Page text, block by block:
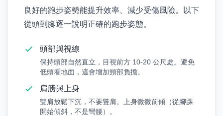
良好的跑步姿勢能提升效率、減少受傷風險。以下
從頭到腳逐一說明正確的跑步姿態。
頭部與視線
保持頭部自然直立，目視前方 10-20 公尺處。避免
低頭看地面，這會增加頸部負擔。
肩膀與上身
雙肩放鬆下沉，不要聳肩。上身微微前傾（從腳踝
開始傾斜，不是彎腰）。